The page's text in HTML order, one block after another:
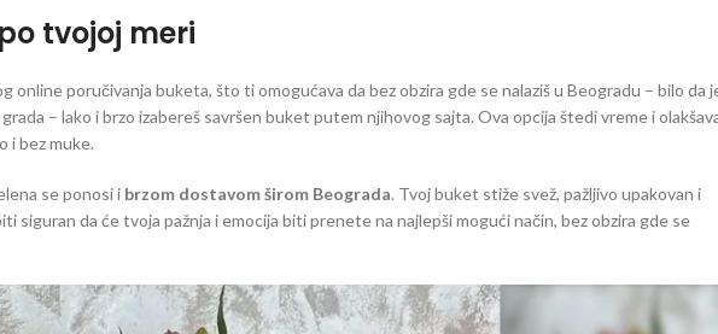
tvojoj meri
online poručivanja buketa, što ti omogućava da bez obzira gde se nalaziš u Beogradu – bilo da
– lako i brzo izabereš savršen buket putem njihovog sajta. Ova opcija štedi vreme i
i bez muke.
se ponosi i brzom dostavom širom Beograda. Tvoj buket stiže svež, pažljivo upakovan i
siguran da će tvoja pažnja i emocija biti prenete na najlepši mogući način, bez obzira gde se